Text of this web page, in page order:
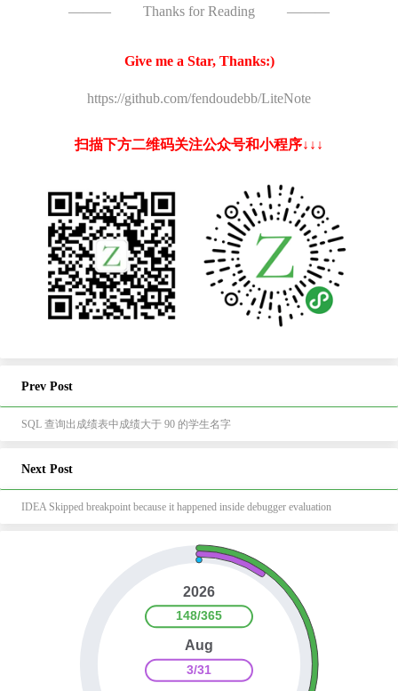
——— Thanks for Reading ———
Give me a Star, Thanks:)
https://github.com/fendoudebb/LiteNote
扫描下方二维码关注公众号和小程序↓↓↓
Prev Post
SQL 查询出成绩表中成绩大于 90 的学生名字
Next Post
IDEA Skipped breakpoint because it happened inside debugger evaluation